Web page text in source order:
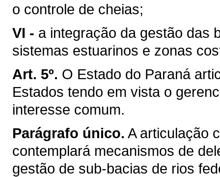
o controle de cheias;
VI - a integração da gestão das
sistemas estuarinos e zonas
Art. 5º. O Estado do Paraná
Estados tendo em vista o
interesse comum.
Parágrafo único. A articulação
contemplará mecanismos de
gestão de sub-bacias de rios